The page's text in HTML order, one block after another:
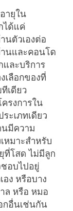
ายุใน
ได้แค่
นตัวเองต่อ
นและคอนโด
และบริการ
เลือกของที่
เดียว
รงการใน
ะเภทเดียว
มีความ
หมาะสำหรับ
ที่โสด ไม่มีลูก
อบไปอยู่
ง หรือบาง
ล หรือ หมอ
กอื่นเช่นกัน